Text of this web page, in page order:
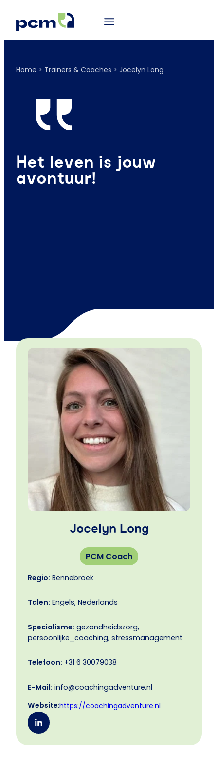
Home > Trainers & Coaches > Jocelyn Long
Het leven is jouw
avontuur!
Jezelf beter leren kennen is een cadeautje aan
jezelf. Zelfkennis helpt je om vanuit vertrouwen
keuzes te maken die bij jou passen en om in
verbinding te blijven. Zo creëer je een leven
waar je enthousiast van wordt en maak je
ruimte voor oprechte en liefdevolle relaties.
Jocelyn Long
PCM Coach
Regio: Bennebroek
Talen: Engels, Nederlands
Specialisme: gezondheidszorg,
persoonlijke_coaching, stressmanagement
Telefoon: +31 6 30079038
E-Mail: info@coachingadventure.nl
Website:https://coachingadventure.nl